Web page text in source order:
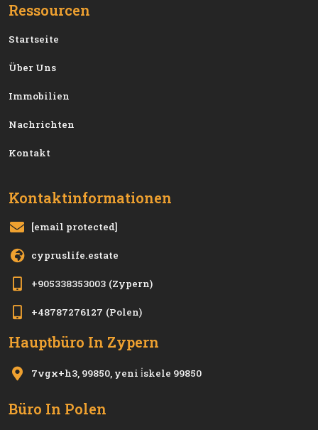
Ressourcen
Startseite
Über Uns
Immobilien
Nachrichten
Kontakt
Kontaktinformationen
[email protected]
cypruslife.estate
+905338353003 (Zypern)
+48787276127 (Polen)
Hauptbüro In Zypern
7vgx+h3, 99850, yeni i̇skele 99850
Büro In Polen